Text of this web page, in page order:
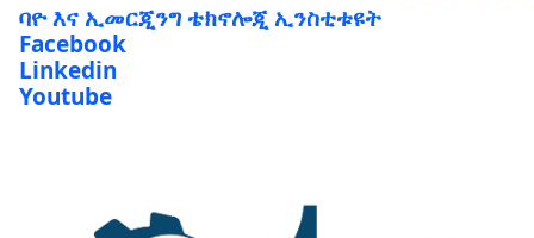
ባዮ እና ኢመርጂንግ ቴክኖሎጂ ኢንስቲቱዩት
Facebook
Linkedin
Youtube